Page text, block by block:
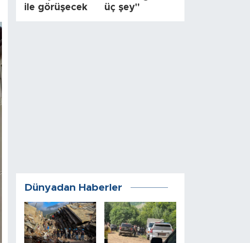
ile görüşecek
üç şey"
Dünyadan Haberler